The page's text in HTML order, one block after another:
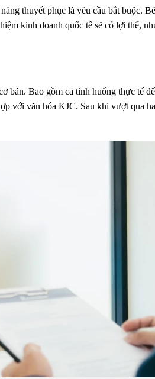
thuyết phục là yêu cầu bắt buộc.
kinh doanh quốc tế sẽ có lợi thế,
bản. Bao gồm cả tình huống thực tế
với văn hóa KJC. Sau khi vượt qua